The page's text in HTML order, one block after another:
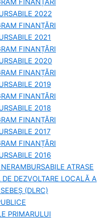
2022
FINANȚĂRI
2021
FINANȚĂRI
2020
FINANȚĂRI
2019
FINANTĂRI
2018
FINANȚĂRI
2017
FINANȚĂRI
2016
ATRASE
DE DEZVOLTARE LOCALĂ A
(DLRC)
PRIMARULUI